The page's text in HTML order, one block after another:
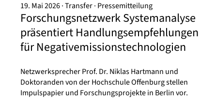
19. Mai 2026 Transfer Pressemitteilung
Forschungsnetzwerk Systemanalyse
präsentiert Handlungsempfehlungen
für Negativemissionstechnologien
Netzwerksprecher Prof. Dr. Niklas Hartmann und
Doktoranden von der Hochschule Offenburg stellen
Impulspapier und Forschungsprojekte in Berlin vor.